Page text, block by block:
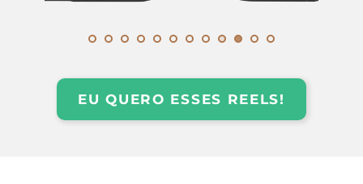
EU QUERO ESSES REELS!